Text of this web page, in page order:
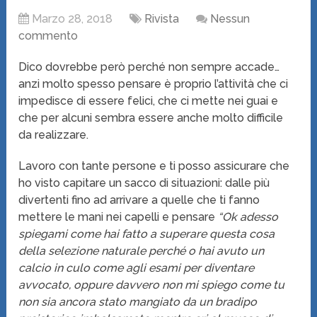
Marzo 28, 2018 Rivista
Nessun
commento
Dico dovrebbe però perché non sempre accade…
anzi molto spesso pensare è proprio l’attività che ci
impedisce di essere felici, che ci mette nei guai e
che per alcuni sembra essere anche molto difficile
da realizzare.
Lavoro con tante persone e ti posso assicurare che
ho visto capitare un sacco di situazioni: dalle più
divertenti fino ad arrivare a quelle che ti fanno
mettere le mani nei capelli e pensare “Ok adesso
spiegami come hai fatto a superare questa cosa
della selezione naturale perché o hai avuto un
calcio in culo come agli esami per diventare
avvocato, oppure davvero non mi spiego come tu
non sia ancora stato mangiato da un bradipo